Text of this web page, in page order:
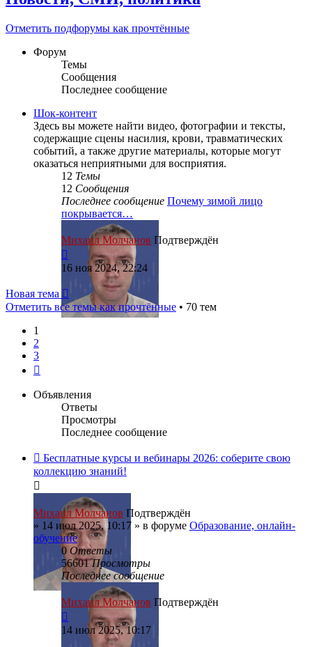
Отметить подфорумы как прочтённые
Форум
Темы
Сообщения
Последнее сообщение
Шок-контент
Здесь вы можете найти видео, фотографии и тексты,
содержащие сцены насилия, крови, травматических
событий, а также другие материалы, которые могут
оказаться неприятными для восприятия.
12 Темы
12 Сообщения
Последнее сообщение Почему зимой лицо
покрывается…
Михаил Молчанов Подтверждён
Перейти
к
последнему
сообщению
16 ноя 2024, 22:24
Новая тема
Отметить все темы как прочтённые • 70 тем
1
2
3
Объявления
Ответы
Просмотры
Последнее сообщение
Бесплатные курсы и вебинары 2026: соберите свою
коллекцию знаний!
Михаил Молчанов Подтверждён
» 14 июл 2025, 10:17 » в форуме Образование, онлайн-
обучение
0 Ответы
56601Просмотры
Последнее сообщение
Михаил Молчанов Подтверждён
14 июл 2025, 10:17